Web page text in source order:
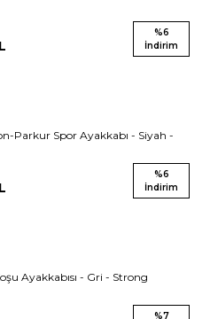
%6
İndirim
Parkur Spor Ayakkabı - Siyah -
%6
İndirim
Ayakkabısı - Gri - Strong
%7